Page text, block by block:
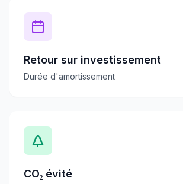
Retour sur investissement
Durée d'amortissement
CO₂ évité